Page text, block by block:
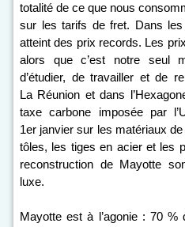
totalité de ce que nous
sur les tarifs de fret. Dans
atteint des prix records. Les
alors que c’est notre seul
d’étudier, de travailler et de
La Réunion et dans
taxe carbone imposée par
1er janvier sur les matériaux
tôles, les tiges en acier et les
reconstruction de Mayotte
luxe.
Mayotte est à l’agonie : 70